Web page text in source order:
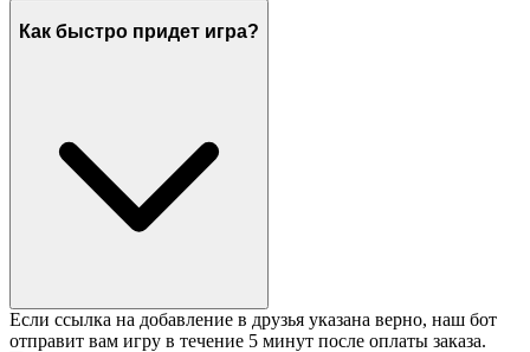
Как быстро придет игра?
Если ссылка на добавление в друзья указана верно, наш бот
отправит вам игру в течение 5 минут после оплаты заказа.